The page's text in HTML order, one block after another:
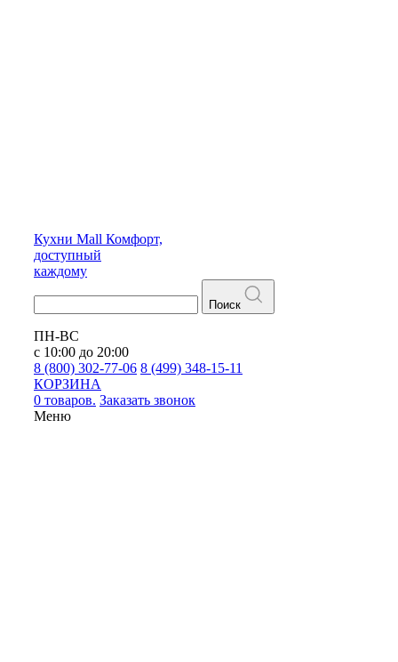
Кухни Mall Комфорт,
доступный
каждому
Поиск
ПН-ВС
с 10:00 до 20:00
8 (800) 302-77-06 8 (499) 348-15-11
КОРЗИНА
0 товаров. Заказать звонок
Меню